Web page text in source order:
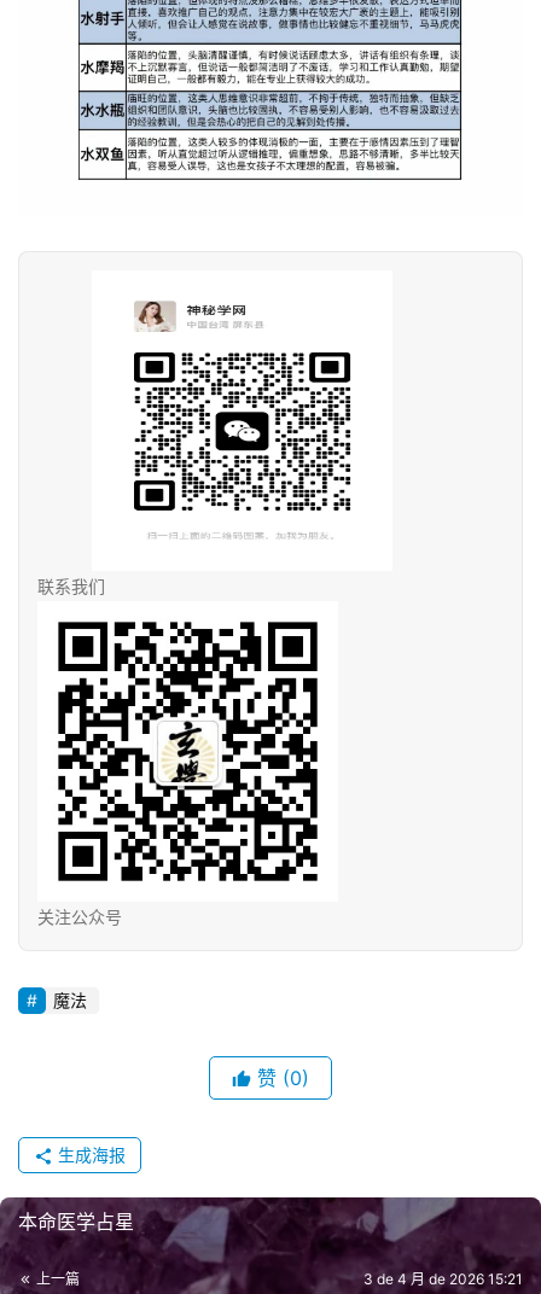
联系我们
关注公众号
魔法
赞 (0)
生成海报
本命医学占星
上一篇 3 de 4 月 de 2026 15:21